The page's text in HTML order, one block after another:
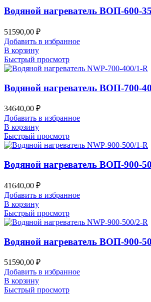
Водяной нагреватель ВОП-600-
51590,00 ₽
Добавить в избранное
В корзину
Быстрый просмотр
Водяной нагреватель ВОП-700-
34640,00 ₽
Добавить в избранное
В корзину
Быстрый просмотр
Водяной нагреватель ВОП-900-
41640,00 ₽
Добавить в избранное
В корзину
Быстрый просмотр
Водяной нагреватель ВОП-900-
51590,00 ₽
Добавить в избранное
В корзину
Быстрый просмотр